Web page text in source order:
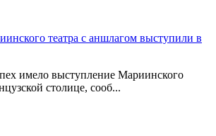
театра с аншлагом выступили в
имело выступление Мариинского
столице, сооб...